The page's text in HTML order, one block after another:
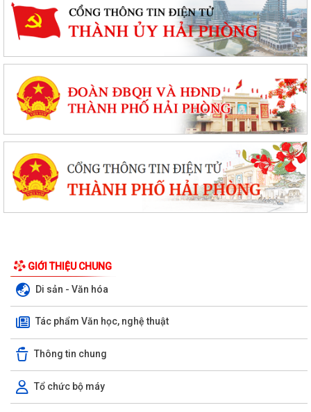
GIỚI THIỆU CHUNG
Di sản - Văn hóa
Tác phẩm Văn học, nghệ thuật
Thông tin chung
Tổ chức bộ máy